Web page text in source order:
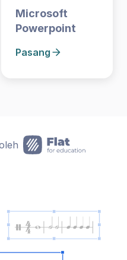
Microsoft
Powerpoint
Pasang